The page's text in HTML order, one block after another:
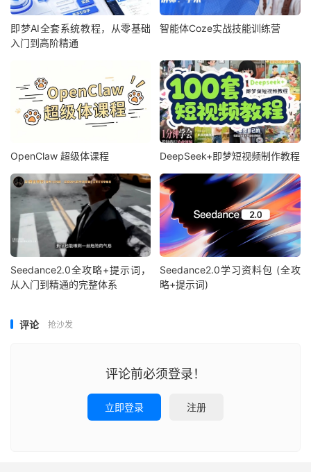
即梦AI全套系统教程，从零基础
入门到高阶精通
智能体Coze实战技能训练营
OpenClaw 超级体课程 DeepSeek+即梦短视频制作教程
Seedance2.0全攻略+提示词，
从入门到精通的完整体系
Seedance2.0学习资料包 (全攻
略+提示词)
评论 抢沙发
评论前必须登录！
立即登录 注册